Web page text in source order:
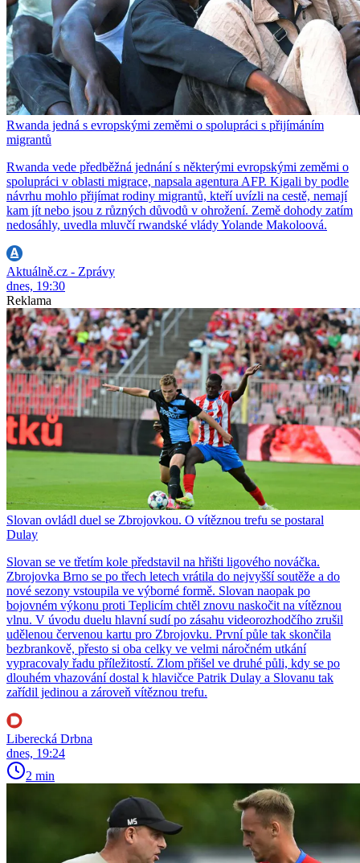
Rwanda jedná s evropskými zeměmi o spolupráci s přijímáním
migrantů
Rwanda vede předběžná jednání s některými evropskými zeměmi o
spolupráci v oblasti migrace, napsala agentura AFP. Kigali by podle
návrhu mohlo přijímat rodiny migrantů, kteří uvízli na cestě, nemají
kam jít nebo jsou z různých důvodů v ohrožení. Země dohody zatím
nedosáhly, uvedla mluvčí rwandské vlády Yolande Makoloová.
Aktuálně.cz - Zprávy
dnes, 19:30
Reklama
Slovan ovládl duel se Zbrojovkou. O vítěznou trefu se postaral
Dulay
Slovan se ve třetím kole představil na hřišti ligového nováčka.
Zbrojovka Brno se po třech letech vrátila do nejvyšší soutěže a do
nové sezony vstoupila ve výborné formě. Slovan naopak po
bojovném výkonu proti Teplicím chtěl znovu naskočit na vítěznou
vlnu. V úvodu duelu hlavní sudí po zásahu videorozhodčího zrušil
udělenou červenou kartu pro Zbrojovku. První půle tak skončila
bezbrankově, přesto si oba celky ve velmi náročném utkání
vypracovaly řadu příležitostí. Zlom přišel ve druhé půli, kdy se po
dlouhém vhazování dostal k hlavičce Patrik Dulay a Slovanu tak
zařídil jedinou a zároveň vítěznou trefu.
Liberecká Drbna
dnes, 19:24
2 min